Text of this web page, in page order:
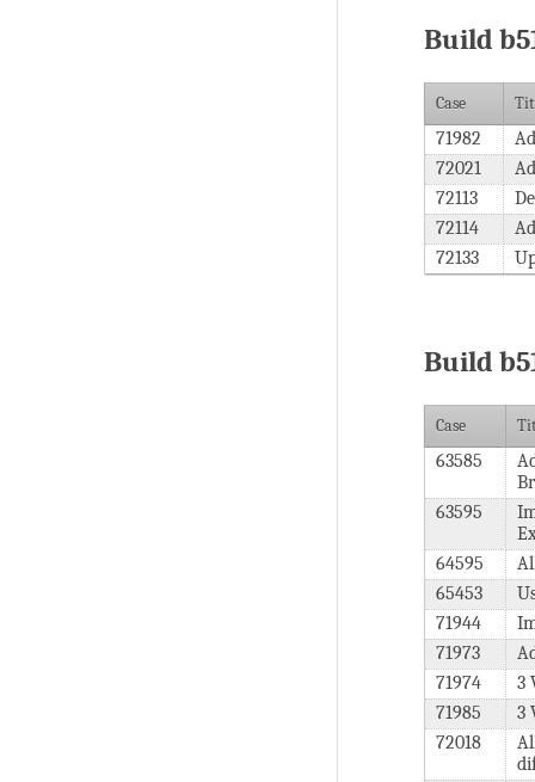
Build
Case
71982
72021
72113
72114
72133
Build
Case
63585
63595
64595
65453
71944
71973
71974
3
71985
3
72018